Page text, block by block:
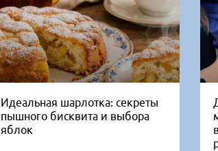
Идеальная шарлотка: секреты
пышного бисквита и выбора
яблок